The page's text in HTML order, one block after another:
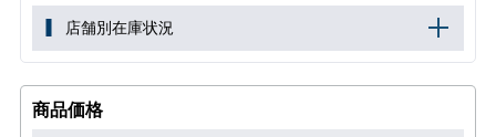
店舗別在庫状況
商品価格